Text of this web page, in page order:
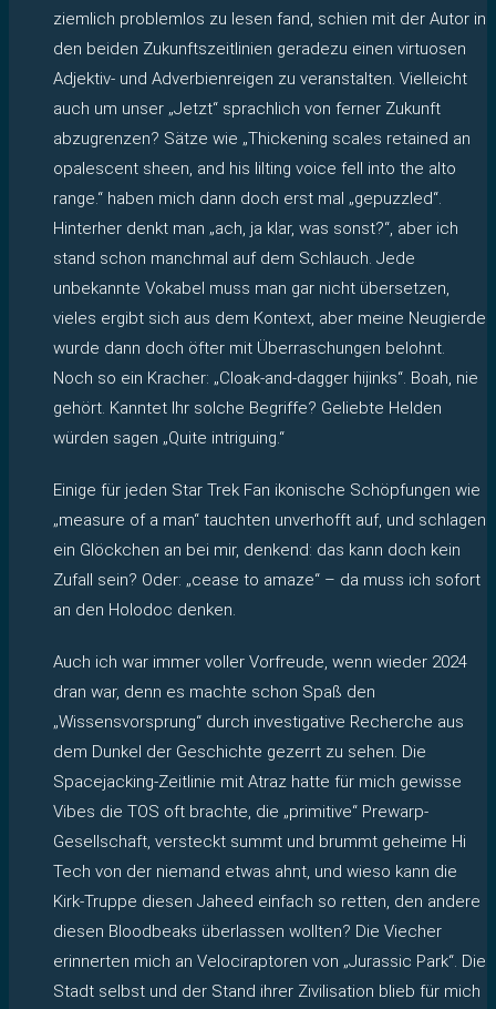
ziemlich problemlos zu lesen fand, schien mit der Autor in
den beiden Zukunftszeitlinien geradezu einen virtuosen
Adjektiv- und Adverbienreigen zu veranstalten. Vielleicht
auch um unser „Jetzt“ sprachlich von ferner Zukunft
abzugrenzen? Sätze wie „Thickening scales retained an
opalescent sheen, and his lilting voice fell into the alto
range.“ haben mich dann doch erst mal „gepuzzled“.
Hinterher denkt man „ach, ja klar, was sonst?“, aber ich
stand schon manchmal auf dem Schlauch. Jede
unbekannte Vokabel muss man gar nicht übersetzen,
vieles ergibt sich aus dem Kontext, aber meine Neugierde
wurde dann doch öfter mit Überraschungen belohnt.
Noch so ein Kracher: „Cloak-and-dagger hijinks“. Boah, nie
gehört. Kanntet Ihr solche Begriffe? Geliebte Helden
würden sagen „Quite intriguing.“
Einige für jeden Star Trek Fan ikonische Schöpfungen wie
„measure of a man“ tauchten unverhofft auf, und schlagen
ein Glöckchen an bei mir, denkend: das kann doch kein
Zufall sein? Oder: „cease to amaze“ – da muss ich sofort
an den Holodoc denken.
Auch ich war immer voller Vorfreude, wenn wieder 2024
dran war, denn es machte schon Spaß den
„Wissensvorsprung“ durch investigative Recherche aus
dem Dunkel der Geschichte gezerrt zu sehen. Die
Spacejacking-Zeitlinie mit Atraz hatte für mich gewisse
Vibes die TOS oft brachte, die „primitive“ Prewarp-
Gesellschaft, versteckt summt und brummt geheime Hi
Tech von der niemand etwas ahnt, und wieso kann die
Kirk-Truppe diesen Jaheed einfach so retten, den andere
diesen Bloodbeaks überlassen wollten? Die Viecher
erinnerten mich an Velociraptoren von „Jurassic Park“. Die
Stadt selbst und der Stand ihrer Zivilisation blieb für mich